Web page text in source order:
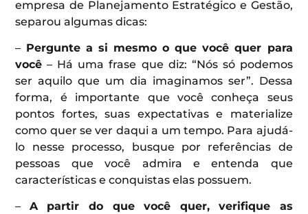
empresa de Planejamento Estratégico e Gestão,
separou algumas dicas:
– Pergunte a si mesmo o que você quer para
você – Há uma frase que diz: “Nós só podemos
ser aquilo que um dia imaginamos ser”. Dessa
forma, é importante que você conheça seus
pontos fortes, suas expectativas e materialize
como quer se ver daqui a um tempo. Para ajudá-
lo nesse processo, busque por referências de
pessoas que você admira e entenda que
características e conquistas elas possuem.
– A partir do que você quer, verifique as